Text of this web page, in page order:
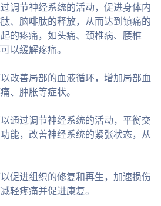
调节神经系统的活动，促进身体内
、脑啡肽的释放，从而达到镇痛的
的疼痛，如头痛、颈椎病、腰椎
以缓解疼痛。
改善局部的血液循环，增加局部血
、肿胀等症状。
通过调节神经系统的活动，平衡交
能，改善神经系统的紧张状态，从
促进组织的修复和再生，加速损伤
轻疼痛并促进康复。